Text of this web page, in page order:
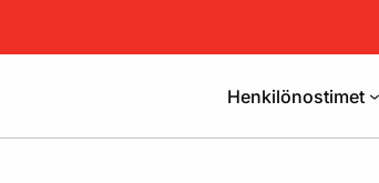
Henkilönostimet